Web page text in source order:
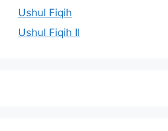
Ushul Fiqih
Ushul Fiqih II